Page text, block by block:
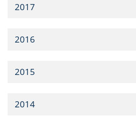
2017
2016
2015
2014